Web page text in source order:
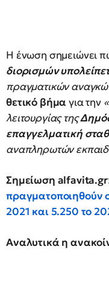
Η ένωση σημειώνει
διορισμών
πραγματικών
θετικό βήμα για την «
λειτουργίας της
επαγγελματική
αναπληρωτών
Σημείωση alfavita.gr
πραγματοποιηθούν
2021 και 5.250 το
Αναλυτικά η